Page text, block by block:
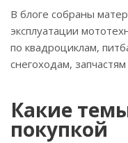
В блоге собраны
эксплуатации
по квадроциклам,
снегоходам,
Какие
покупкой